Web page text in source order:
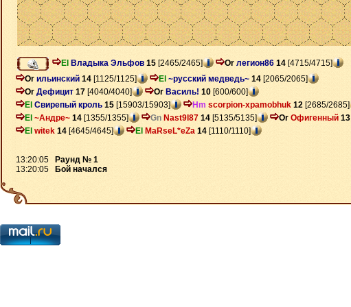
El Владыка Эльфов 15 [2465/2465] Or легион86 14 [4715/4715]
Or ильинский 14 [1125/1125] El ~русский медведь~ 14 [2065/2065]
Or Дефицит 17 [4040/4040] Or Василь! 10 [600/600]
El Свирепый кроль 15 [15903/15903] Hm scorpion-xpamobhuk 12 [2685/2685]
El ~Андре~ 14 [1355/1355] Gn Nast9I87 14 [5135/5135] Or Офигенный 13
El witek 14 [4645/4645] El MaRseL*eZa 14 [1110/1110]
13:20:05
Раунд № 1
13:20:05
Бой начался